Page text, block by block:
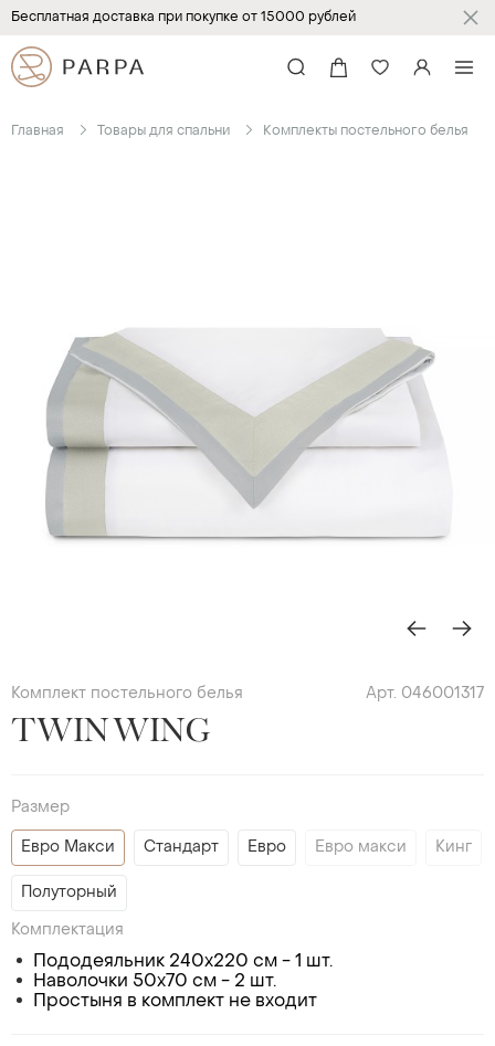
Бесплатная доставка при покупке от 15000 рублей
Главная Товары для спальни Комплекты постельного белья
Комплект постельного белья Арт. 046001317
TWIN WING
Размер
Евро Макси Стандарт Евро Евро макси Кинг
Полуторный
Комплектация
Пододеяльник 240х220 см - 1 шт.
Наволочки 50х70 см - 2 шт.
Простыня в комплект не входит